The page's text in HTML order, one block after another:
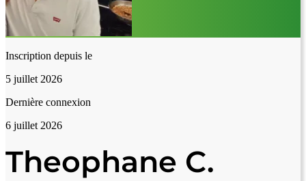
Inscription depuis le
5 juillet 2026
Dernière connexion
6 juillet 2026
Theophane C.